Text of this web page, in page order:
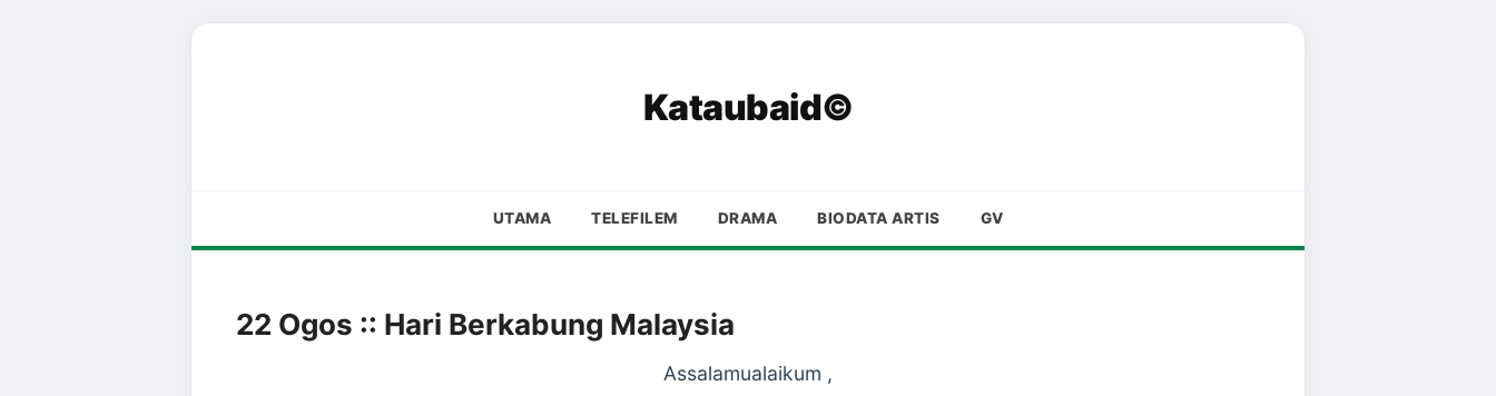
Kataubaid©
UTAMA TELEFILEM DRAMA BIODATA ARTIS GV
22 Ogos :: Hari Berkabung Malaysia
Assalamualaikum ,